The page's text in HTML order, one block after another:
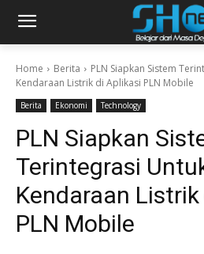
Home Berita
PLN Siapkan Sistem
Kendaraan Listrik di Aplikasi PLN Mobile
Berita Ekonomi Technology
PLN Siapkan
Terintegrasi
Kendaraan
PLN Mobile